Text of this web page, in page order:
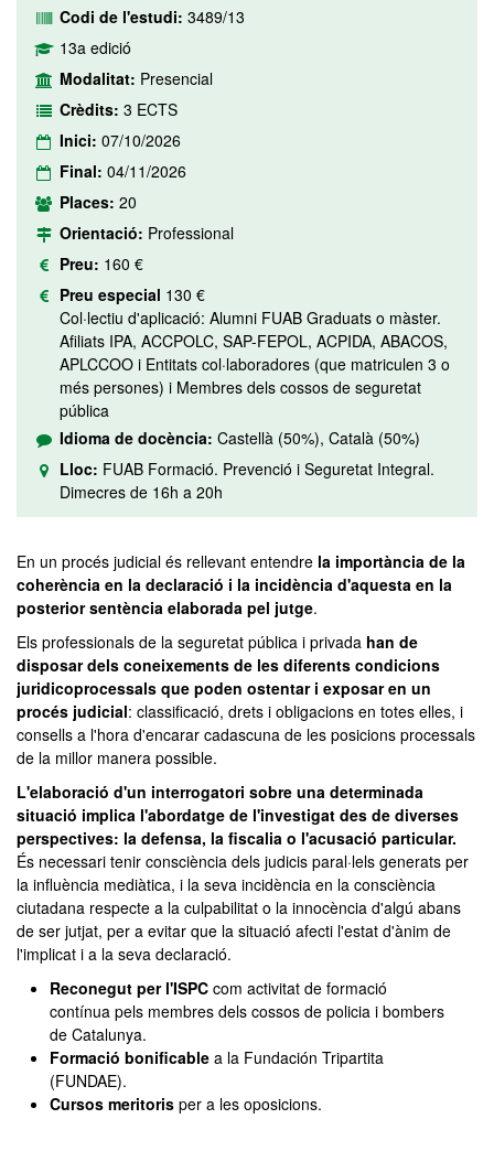
Codi de l'estudi: 3489/13
13a edició
Modalitat: Presencial
Crèdits: 3 ECTS
Inici: 07/10/2026
Final: 04/11/2026
Places: 20
Orientació: Professional
Preu: 160 €
Preu especial 130 €
Col·lectiu d'aplicació: Alumni FUAB Graduats o màster.
Afiliats IPA, ACCPOLC, SAP-FEPOL, ACPIDA, ABACOS,
APLCCOO i Entitats col·laboradores (que matriculen 3 o
més persones) i Membres dels cossos de seguretat
pública
Idioma de docència: Castellà (50%), Català (50%)
Lloc: FUAB Formació. Prevenció i Seguretat Integral.
Dimecres de 16h a 20h
En un procés judicial és rellevant entendre la importància de la
coherència en la declaració i la incidència d'aquesta en la
posterior sentència elaborada pel jutge.
Els professionals de la seguretat pública i privada han de
disposar dels coneixements de les diferents condicions
juridicoprocessals que poden ostentar i exposar en un
procés judicial: classificació, drets i obligacions en totes elles, i
consells a l'hora d'encarar cadascuna de les posicions processals
de la millor manera possible.
L'elaboració d'un interrogatori sobre una determinada
situació implica l'abordatge de l'investigat des de diverses
perspectives: la defensa, la fiscalia o l'acusació particular.
És necessari tenir consciència dels judicis paral·lels generats per
la influència mediàtica, i la seva incidència en la consciència
ciutadana respecte a la culpabilitat o la innocència d'algú abans
de ser jutjat, per a evitar que la situació afecti l'estat d'ànim de
l'implicat i a la seva declaració.
Reconegut per l'ISPC com activitat de formació
contínua pels membres dels cossos de policia i bombers
de Catalunya.
Formació bonificable a la Fundación Tripartita
(FUNDAE).
Cursos meritoris per a les oposicions.